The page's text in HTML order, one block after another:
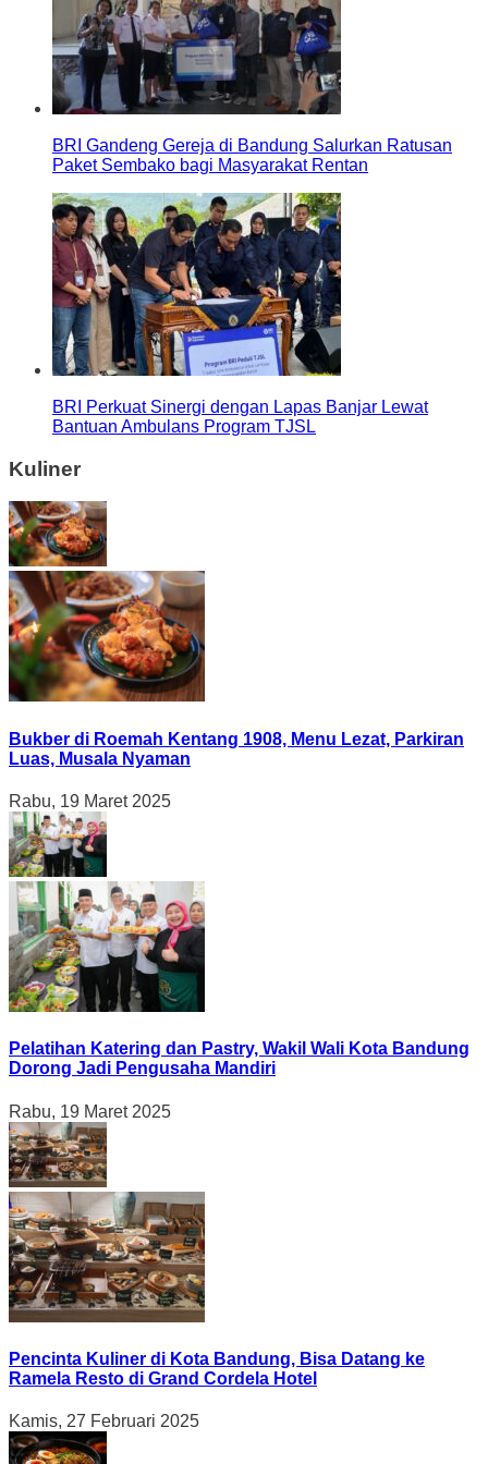
BRI Gandeng Gereja di Bandung Salurkan Ratusan
Paket Sembako bagi Masyarakat Rentan
BRI Perkuat Sinergi dengan Lapas Banjar Lewat
Bantuan Ambulans Program TJSL
Kuliner
Bukber di Roemah Kentang 1908, Menu Lezat, Parkiran
Luas, Musala Nyaman
Rabu, 19 Maret 2025
Pelatihan Katering dan Pastry, Wakil Wali Kota Bandung
Dorong Jadi Pengusaha Mandiri
Rabu, 19 Maret 2025
Pencinta Kuliner di Kota Bandung, Bisa Datang ke
Ramela Resto di Grand Cordela Hotel
Kamis, 27 Februari 2025